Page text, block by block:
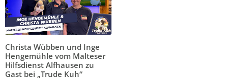
Christa Wübben und Inge
Hengemühle vom Malteser
Hilfsdienst Alfhausen zu
Gast bei „Trude Kuh“